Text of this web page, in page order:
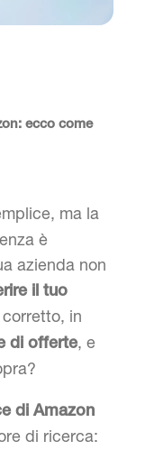
ecco come
ma la
è
azienda non
il tuo
in
di offerte, e
di Amazon
di ricerca: